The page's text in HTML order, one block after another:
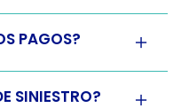
PAGOS?
¿QUÉ HAGO EN CASO DE SINIESTRO?